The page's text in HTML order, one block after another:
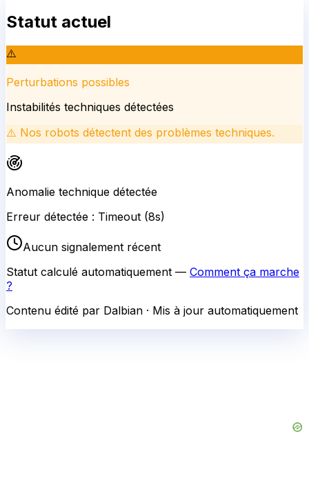
Statut actuel
⚠️
Perturbations possibles
Instabilités techniques détectées
⚠️ Nos robots détectent des problèmes techniques.
Anomalie technique détectée
Erreur détectée : Timeout (8s)
Aucun signalement récent
Statut calculé automatiquement — Comment ça marche
?
Contenu édité par Dalbian · Mis à jour automatiquement